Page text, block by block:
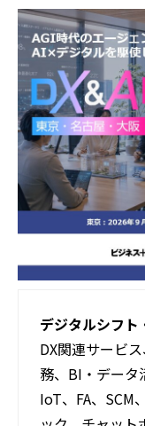
活用事例
ブログ
デジタルシフト
DX関連サービ
務、BI・データ
IoT、FA、SCM